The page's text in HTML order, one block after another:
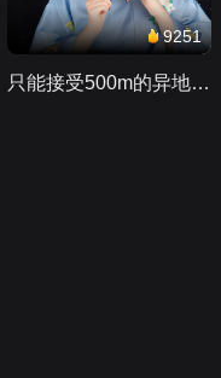
9251
只能接受500m的异地恋，电动车没电了......